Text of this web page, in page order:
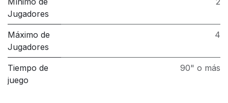
Jugadores
Máximo de
Jugadores
4
Tiempo de
juego
90" o más